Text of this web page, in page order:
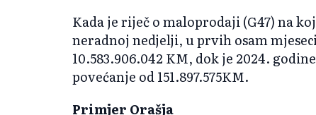
Kada je riječ o maloprodaji (G47) na
neradnoj nedjelji, u prvih osam
10.583.906.042 KM, dok je 2024.
povećanje od 151.897.575KM.
Primjer Orašja